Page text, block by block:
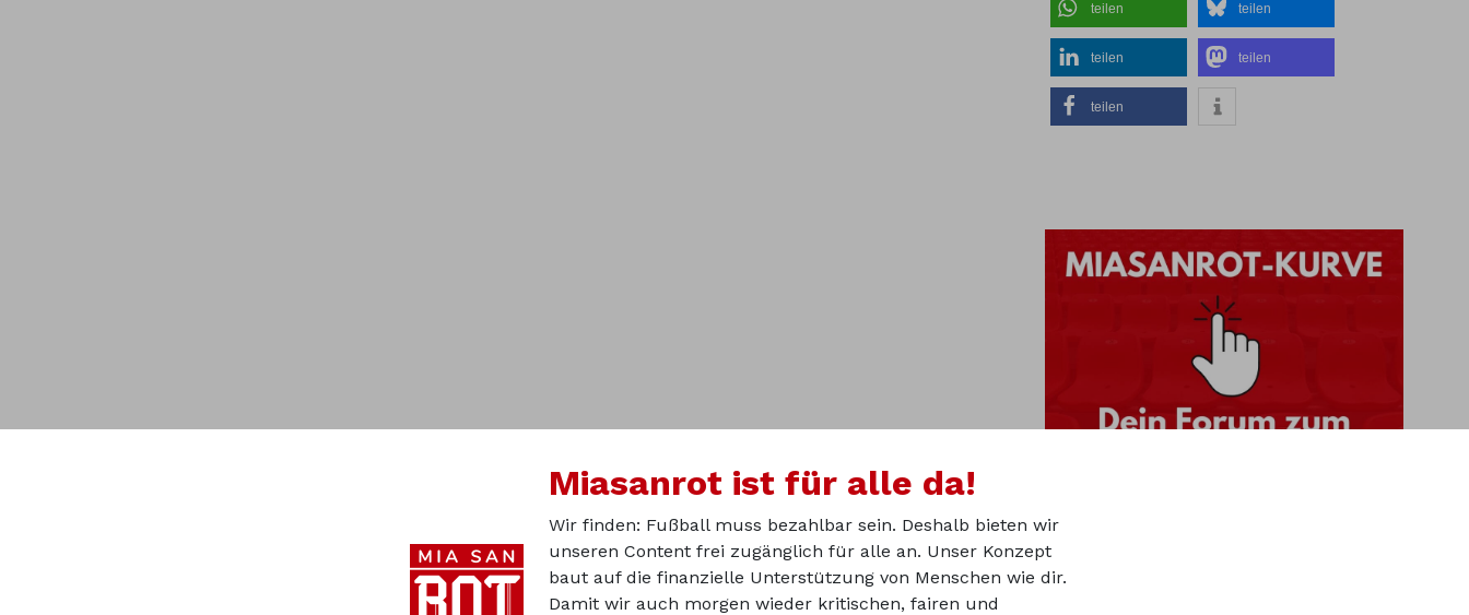
teilen teilen
teilen teilen
teilen
Miasanrot ist für alle da!
Wir finden: Fußball muss bezahlbar sein. Deshalb bieten wir
unseren Content frei zugänglich für alle an. Unser Konzept
baut auf die finanzielle Unterstützung von Menschen wie dir.
Damit wir auch morgen wieder kritischen, fairen und